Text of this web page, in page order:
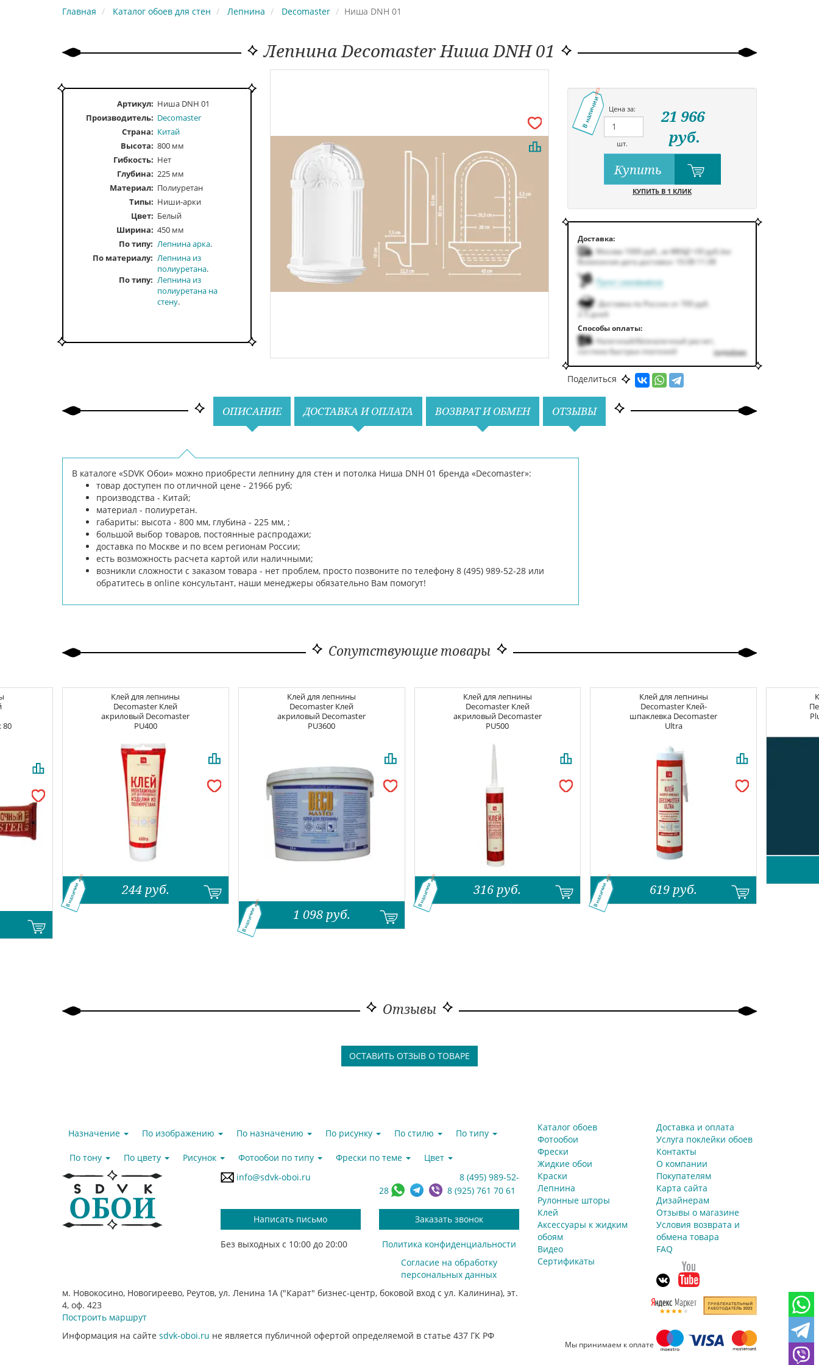
Главная Каталог обоев для стен Лепнина Decomaster Ниша DNH 01
Лепнина Decomaster Ниша DNH 01
В наличии Цена за:
шт.
21 966
руб.
Купить
КУПИТЬ В 1 КЛИК
Доставка:
Москва 1000руб. ,за МКАД +50руб./км
Возможная дата доставки: 10.08-11.08
Пункт самовывоза
Доставка по России от 700 руб.
2-5 дней
Способы оплаты:
Наличный/безналичный расчет,
система быстрых платежей
подробнее
Поделиться
Артикул: Ниша DNH 01
Производитель: Decomaster
Страна: Китай
Высота: 800 мм
Гибкость: Нет
Глубина: 225 мм
Материал: Полиуретан
Типы: Ниши-арки
Цвет: Белый
Ширина: 450 мм
По типу
Лепнина арка
По материалу
Лепнина из
полиуретана
По типу
Лепнина из
полиуретана на
стену
ОПИСАНИЕ ДОСТАВКА И ОПЛАТА ВОЗВРАТ И ОБМЕН ОТЗЫВЫ
В каталоге «SDVK Обои» можно приобрести лепнину для стен и потолка Ниша DNH 01 бренда «Decomaster»:
товар доступен по отличной цене - 21966 руб;
производства - Китай;
материал - полиуретан.
габариты: высота - 800 мм, глубина - 225 мм, ;
большой выбор товаров, постоянные распродажи;
доставка по Москве и по всем регионам России;
есть возможность расчета картой или наличными;
возникли сложности с заказом товара - нет проблем, просто позвоните по телефону 8 (495) 989-52-28 или
обратитесь в online консультант, наши менеджеры обязательно Вам помогут!
Сопутствующие товары
80
Клей для лепнины
Decomaster Клей
акриловый Decomaster
PU400
244 руб.
В наличии
Клей для лепнины
Decomaster Клей
акриловый Decomaster
PU3600
1 098 руб.
В наличии
Клей для лепнины
Decomaster Клей
акриловый Decomaster
PU500
316 руб.
В наличии
Клей для лепнины
Decomaster Клей-
шпаклевка Decomaster
Ultra
619 руб.
В наличии
Отзывы
ОСТАВИТЬ ОТЗЫВ О ТОВАРЕ
Назначение По изображению По назначению По рисунку По стилю По типу
По тону По цвету Рисунок Фотообои по типу Фрески по теме
Цвет
info@sdvk-oboi.ru
8 (495) 989-52-
28
8 (925) 761 70 61
Написать письмо Заказать звонок
Без выходных с 10:00 до 20:00
Политика конфиденциальности
Согласие на обработку
персональных данных
м. Новокосино, Новогиреево, Реутов, ул. Ленина 1А ("Карат" бизнес-центр, боковой вход с ул. Калинина), эт.
4, оф. 423
Построить маршрут
Каталог обоев
Фотообои
Фрески
Жидкие обои
Краски
Лепнина
Рулонные шторы
Клей
Аксессуары к жидким
обоям
Видео
Сертификаты
Доставка и оплата
Услуга поклейки обоев
Контакты
О компании
Покупателям
Карта сайта
Дизайнерам
Отзывы о магазине
Условия возврата и
обмена товара
FAQ
Информация на сайте sdvk-oboi.ru не является публичной офертой определяемой в статье 437 ГК РФ
Мы принимаем к оплате